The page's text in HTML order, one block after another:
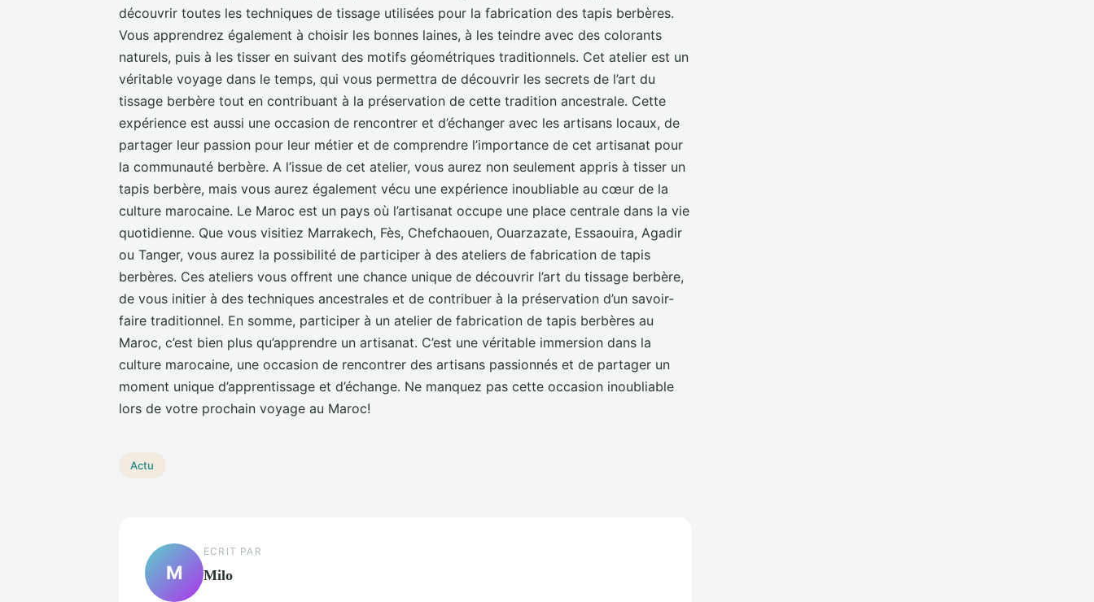
découvrir toutes les techniques de tissage utilisées pour la fabrication des tapis berbères.
Vous apprendrez également à choisir les bonnes laines, à les teindre avec des colorants
naturels, puis à les tisser en suivant des motifs géométriques traditionnels. Cet atelier est un
véritable voyage dans le temps, qui vous permettra de découvrir les secrets de l’art du
tissage berbère tout en contribuant à la préservation de cette tradition ancestrale. Cette
expérience est aussi une occasion de rencontrer et d’échanger avec les artisans locaux, de
partager leur passion pour leur métier et de comprendre l’importance de cet artisanat pour
la communauté berbère. A l’issue de cet atelier, vous aurez non seulement appris à tisser un
tapis berbère, mais vous aurez également vécu une expérience inoubliable au cœur de la
culture marocaine. Le Maroc est un pays où l’artisanat occupe une place centrale dans la vie
quotidienne. Que vous visitiez Marrakech, Fès, Chefchaouen, Ouarzazate, Essaouira, Agadir
ou Tanger, vous aurez la possibilité de participer à des ateliers de fabrication de tapis
berbères. Ces ateliers vous offrent une chance unique de découvrir l’art du tissage berbère,
de vous initier à des techniques ancestrales et de contribuer à la préservation d’un savoir-
faire traditionnel. En somme, participer à un atelier de fabrication de tapis berbères au
Maroc, c’est bien plus qu’apprendre un artisanat. C’est une véritable immersion dans la
culture marocaine, une occasion de rencontrer des artisans passionnés et de partager un
moment unique d’apprentissage et d’échange. Ne manquez pas cette occasion inoubliable
lors de votre prochain voyage au Maroc!
Actu
M
ECRIT PAR
Milo